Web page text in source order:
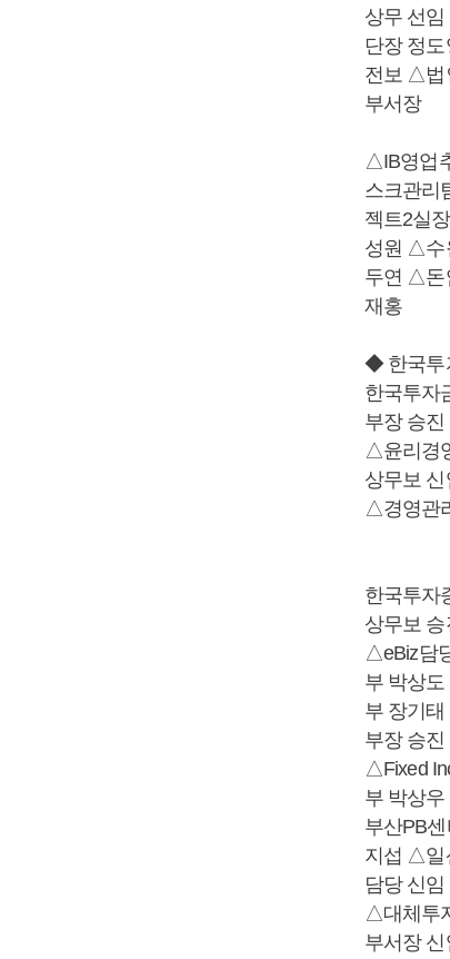
상무 선
단장 정
전보 △법
부서장
△IB영업
스크관리
젝트2실
성원 △수
두연 △돈
재홍
◆ 한국투
한국투자
부장 승진
△윤리경
상무보 신
△경영관
한국투자
상무보 승
△eBiz담
부 박상
부 장기
부장 승진
△Fixed
부 박상
부산PB
지섭 △일
담당 신임
△대체투
부서장 신